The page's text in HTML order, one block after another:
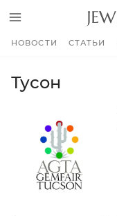
НОВОСТИ СТАТЬИ
Тусон